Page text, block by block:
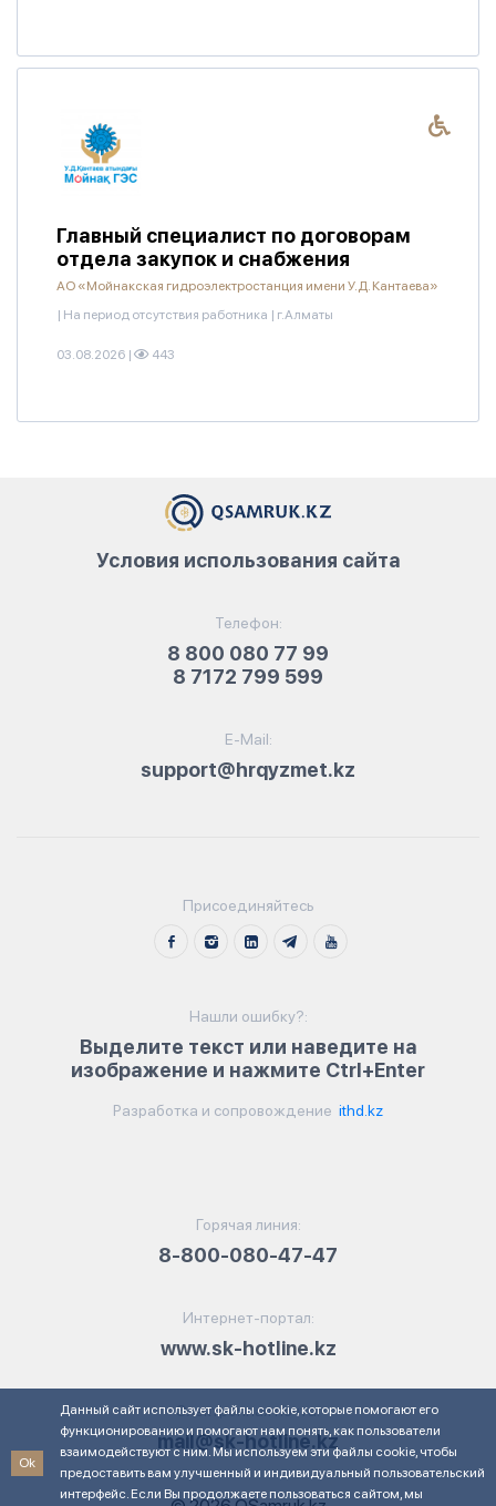
Главный специалист по договорам
отдела закупок и снабжения
АО «Мойнакская гидроэлектростанция имени У.Д. Кантаева»
| На период отсутствия работника | г.Алматы
03.08.2026 | 443
Телефон:
8 800 080 77 99
8 7172 799 599
E-Mail:
support@hrqyzmet.kz
Условия использования сайта
Присоединяйтесь
Нашли ошибку?:
Выделите текст или наведите на
изображение и нажмите Ctrl+Enter
Разработка и сопровождение ithd.kz
Горячая линия:
8-800-080-47-47
Интернет-портал:
www.sk-hotline.kz
Электронная почта:
mail@sk-hotline.kz
Ok
Данный сайт использует файлы cookie, которые помогают его
функционированию и помогают нам понять, как пользователи
взаимодействуют с ним. Мы используем эти файлы cookie, чтобы
предоставить вам улучшенный и индивидуальный пользовательский
интерфейс. Если Вы продолжаете пользоваться сайтом, мы